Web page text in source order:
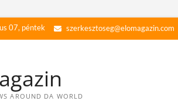
07, péntek szerkesztoseg@elomagazin.com
AROUND DA WORLD